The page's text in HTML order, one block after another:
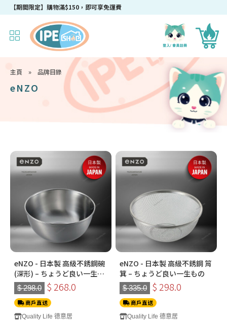
【期間限定】購物滿$150，即可享免運費
主頁 » 品牌目錄
eNZO
eNZO - 日本製 高級不銹鋼碗
(深形) – ちょうど良い一生も
の$ 298.0 $ 268.0
商戶直送
Quality Life 德意居
eNZO - 日本製 高級不銹鋼 筲
箕 – ちょうど良い一生もの
$ 335.0 $ 298.0
商戶直送
Quality Life 德意居